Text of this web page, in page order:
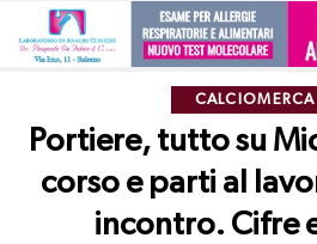
Portiere, tutto su
corso e parti al
incontro. Cifre